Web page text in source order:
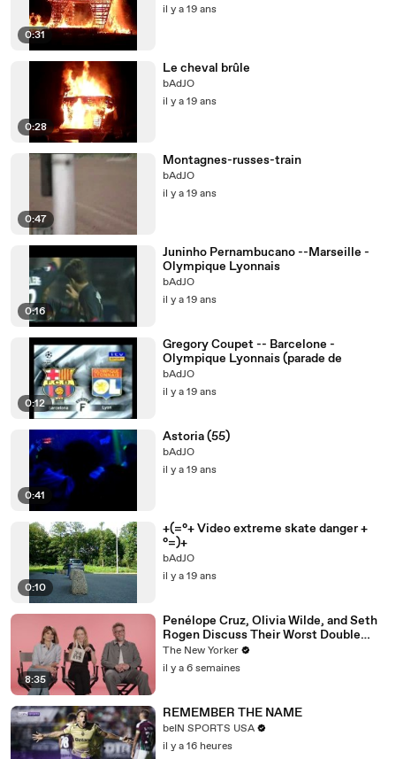
0:31
il y a 19 ans
0:28
Le cheval brûle
bAdJO
il y a 19 ans
0:47
Montagnes-russes-train
bAdJO
il y a 19 ans
0:16
Juninho Pernambucano --Marseille -
Olympique Lyonnais
bAdJO
il y a 19 ans
0:12
Gregory Coupet -- Barcelone -
Olympique Lyonnais (parade de
bAdJO
il y a 19 ans
0:41
Astoria (55)
bAdJO
il y a 19 ans
0:10
+(=°+ Video extreme skate danger +
°=)+
bAdJO
il y a 19 ans
8:35
Penélope Cruz, Olivia Wilde, and Seth
Rogen Discuss Their Worst Double
Dates | The Mini Interview
The New Yorker
il y a 6 semaines
REMEMBER THE NAME
beIN SPORTS USA
il y a 16 heures